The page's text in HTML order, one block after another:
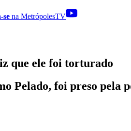
se na MetrópolesTV
que ele foi torturado
Pelado, foi preso pela